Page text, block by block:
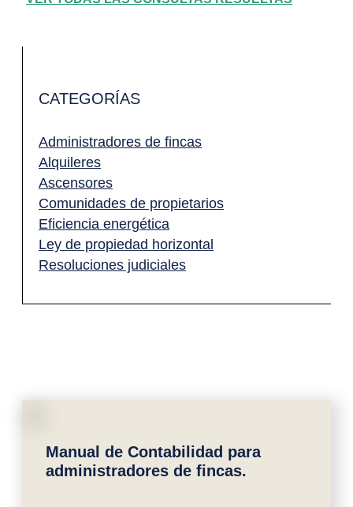
CATEGORÍAS
Administradores de fincas
Alquileres
Ascensores
Comunidades de propietarios
Eficiencia energética
Ley de propiedad horizontal
Resoluciones judiciales
Manual de Contabilidad para
administradores de fincas.